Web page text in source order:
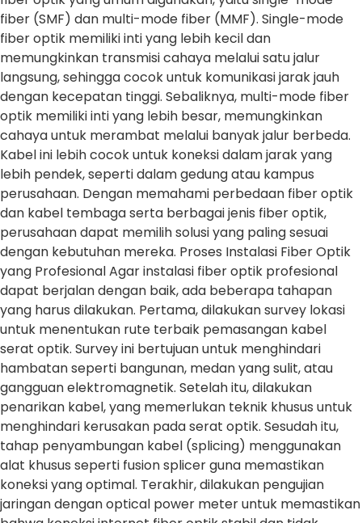
fiber (SMF) dan multi-mode fiber (MMF). Single-mode
fiber optik memiliki inti yang lebih kecil dan
memungkinkan transmisi cahaya melalui satu jalur
langsung, sehingga cocok untuk komunikasi jarak jauh
dengan kecepatan tinggi. Sebaliknya, multi-mode fiber
optik memiliki inti yang lebih besar, memungkinkan
cahaya untuk merambat melalui banyak jalur berbeda.
Kabel ini lebih cocok untuk koneksi dalam jarak yang
lebih pendek, seperti dalam gedung atau kampus
perusahaan. Dengan memahami perbedaan fiber optik
dan kabel tembaga serta berbagai jenis fiber optik,
perusahaan dapat memilih solusi yang paling sesuai
dengan kebutuhan mereka. Proses Instalasi Fiber Optik
yang Profesional Agar instalasi fiber optik profesional
dapat berjalan dengan baik, ada beberapa tahapan
yang harus dilakukan. Pertama, dilakukan survey lokasi
untuk menentukan rute terbaik pemasangan kabel
serat optik. Survey ini bertujuan untuk menghindari
hambatan seperti bangunan, medan yang sulit, atau
gangguan elektromagnetik. Setelah itu, dilakukan
penarikan kabel, yang memerlukan teknik khusus untuk
menghindari kerusakan pada serat optik. Sesudah itu,
tahap penyambungan kabel (splicing) menggunakan
alat khusus seperti fusion splicer guna memastikan
koneksi yang optimal. Terakhir, dilakukan pengujian
jaringan dengan optical power meter untuk memastikan